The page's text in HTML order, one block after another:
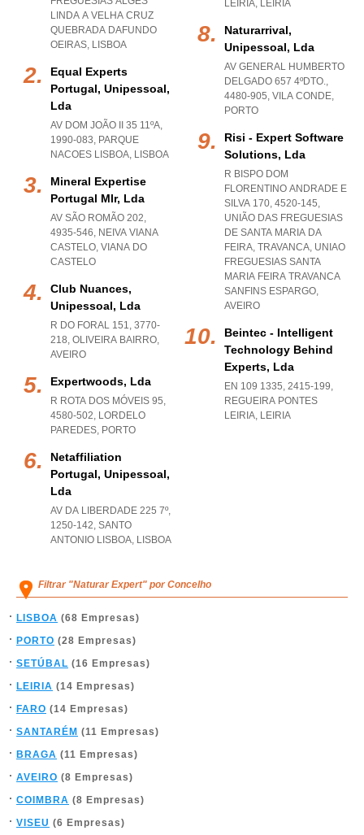
LINDA A VELHA CRUZ
QUEBRADA DAFUNDO
OEIRAS, LISBOA
Equal Experts
Portugal, Unipessoal,
Lda
AV DOM JOÃO II 35 11ºA,
1990-083, PARQUE
NACOES LISBOA, LISBOA
Mineral Expertise
Portugal Mlr, Lda
AV SÃO ROMÃO 202,
4935-546, NEIVA VIANA
CASTELO, VIANA DO
CASTELO
Club Nuances,
Unipessoal, Lda
R DO FORAL 151, 3770-
218, OLIVEIRA BAIRRO,
AVEIRO
Expertwoods, Lda
R ROTA DOS MÓVEIS 95,
4580-502, LORDELO
PAREDES, PORTO
Netaffiliation
Portugal, Unipessoal,
Lda
AV DA LIBERDADE 225 7º,
1250-142, SANTO
ANTONIO LISBOA, LISBOA
LEIRIA, LEIRIA
Naturarrival,
Unipessoal, Lda
AV GENERAL HUMBERTO
DELGADO 657 4ºDTO.,
4480-905, VILA CONDE,
PORTO
Risi - Expert Software
Solutions, Lda
R BISPO DOM
FLORENTINO ANDRADE E
SILVA 170, 4520-145,
UNIÃO DAS FREGUESIAS
DE SANTA MARIA DA
FEIRA, TRAVANCA, UNIAO
FREGUESIAS SANTA
MARIA FEIRA TRAVANCA
SANFINS ESPARGO,
AVEIRO
Beintec - Intelligent
Technology Behind
Experts, Lda
EN 109 1335, 2415-199,
REGUEIRA PONTES
LEIRIA, LEIRIA
Filtrar "Naturar Expert" por Concelho
LISBOA (68 Empresas)
PORTO (28 Empresas)
SETÚBAL (16 Empresas)
LEIRIA (14 Empresas)
FARO (14 Empresas)
SANTARÉM (11 Empresas)
BRAGA (11 Empresas)
AVEIRO (8 Empresas)
COIMBRA (8 Empresas)
VISEU (6 Empresas)